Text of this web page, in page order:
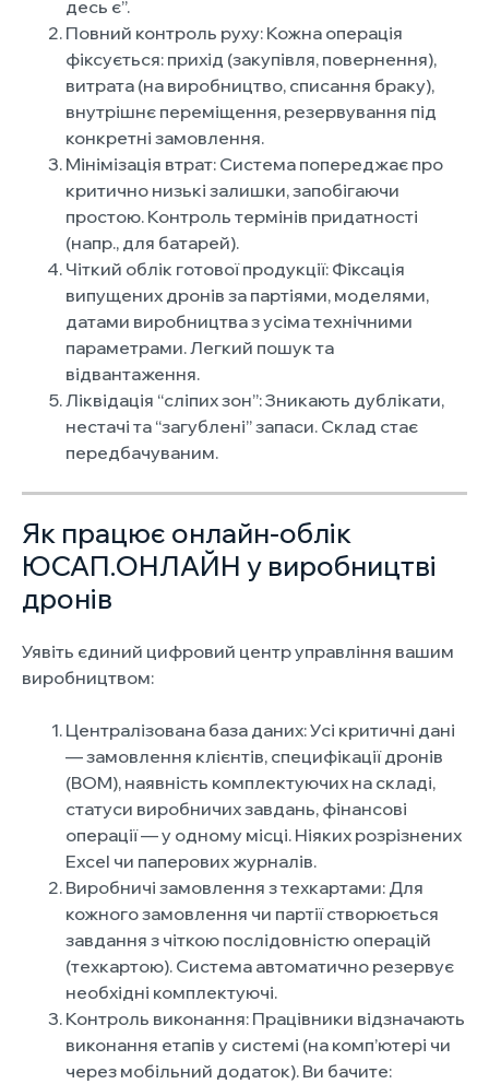
десь є”.
Повний контроль руху: Кожна операція
фіксується: прихід (закупівля, повернення),
витрата (на виробництво, списання браку),
внутрішнє переміщення, резервування під
конкретні замовлення.
Мінімізація втрат: Система попереджає про
критично низькі залишки, запобігаючи
простою. Контроль термінів придатності
(напр., для батарей).
Чіткий облік готової продукції: Фіксація
випущених дронів за партіями, моделями,
датами виробництва з усіма технічними
параметрами. Легкий пошук та
відвантаження.
Ліквідація “сліпих зон”: Зникають дублікати,
нестачі та “загублені” запаси. Склад стає
передбачуваним.
Як працює онлайн-облік
ЮСАП.ОНЛАЙН у виробництві
дронів
Уявіть єдиний цифровий центр управління вашим
виробництвом:
Централізована база даних: Усі критичні дані
— замовлення клієнтів, специфікації дронів
(BOM), наявність комплектуючих на складі,
статуси виробничих завдань, фінансові
операції — у одному місці. Ніяких розрізнених
Excel чи паперових журналів.
Виробничі замовлення з техкартами: Для
кожного замовлення чи партії створюється
завдання з чіткою послідовністю операцій
(техкартою). Система автоматично резервує
необхідні комплектуючі.
Контроль виконання: Працівники відзначають
виконання етапів у системі (на комп’ютері чи
через мобільний додаток). Ви бачите: